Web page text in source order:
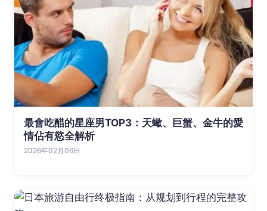
最會吃醋的星座男TOP3：天蠍、巨蟹、金牛的愛
情佔有慾全解析
2026年02月06日